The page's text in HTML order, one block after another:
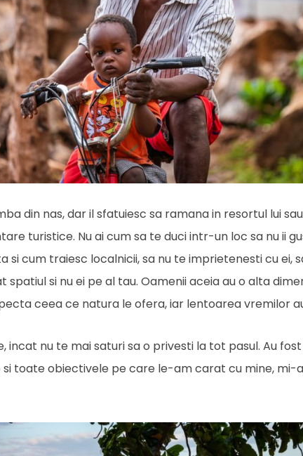
din nas, dar il sfatuiesc sa ramana in resortul lui
turistice. Nu ai cum sa te duci intr-un loc sa nu ii
si cum traiesc localnicii, sa nu te imprietenesti cu ei,
si nu ei pe al tau. Oamenii aceia au o alta
ceea ce natura le ofera, iar lentoarea vremilor
incat nu te mai saturi sa o privesti la tot pasul. Au
toate obiectivele pe care le-am carat cu mine, mi-